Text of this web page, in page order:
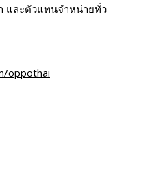
และตัวแทนจำหน่ายทั่ว
oppothai